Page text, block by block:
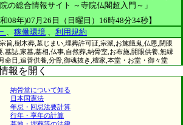
院の総合情報サイト ～寺院仏閣超入門～」
08年)07月26日（日曜日）16時48分34秒】
稼働環境 利用規約
旨,樹木葬,墓じまい,埋葬許可証,宗派,お施餓鬼,仏恩,閉眼
,墓誌,家墓,墓相,仏事,自然葬,納骨室,お布施,開眼供養,無縁
命日,追善供養,分骨,御魂抜き,檀家,本堂・お堂・御々堂
報を開く
納骨堂について知る
日本国憲法
年忌・回忌法要計算
行年・享年の計算